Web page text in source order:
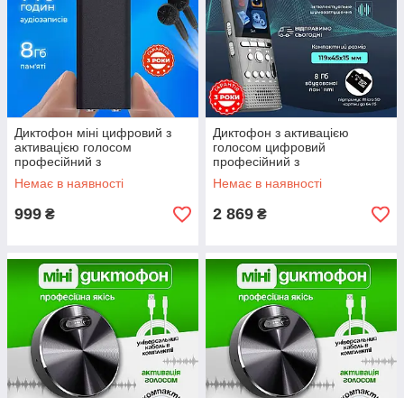
Диктофон міні цифровий з
активацією голосом
професійний з
шумозаглушенням захист
паролем кишеньковий
Немає в наявності
999 ₴
Диктофон з активацією
голосом цифровий
професійний з
шумозаглушеннямзахист
паролем
Немає в наявності
2 869 ₴